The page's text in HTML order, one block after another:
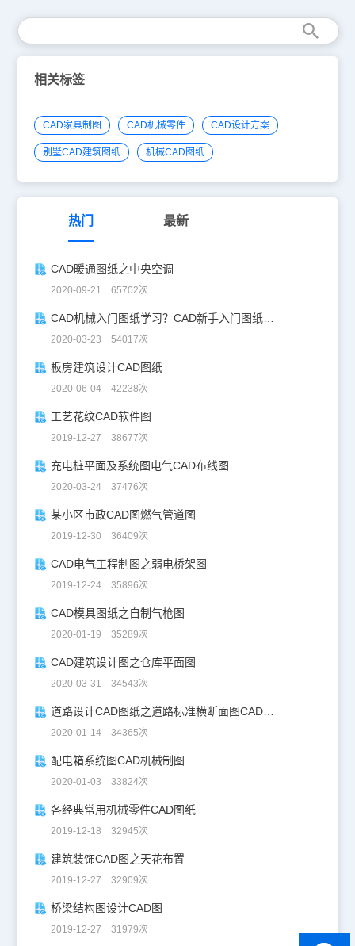
相关标签
CAD家具制图 CAD机械零件 CAD设计方案
别墅CAD建筑图纸 机械CAD图纸
热门 最新
CAD暖通图纸之中央空调
2020-09-21 65702次
CAD机械入门图纸学习？CAD新手入门图纸练习
2020-03-23 54017次
板房建筑设计CAD图纸
2020-06-04 42238次
工艺花纹CAD软件图
2019-12-27 38677次
充电桩平面及系统图电气CAD布线图
2020-03-24 37476次
某小区市政CAD图燃气管道图
2019-12-30 36409次
CAD电气工程制图之弱电桥架图
2019-12-24 35896次
CAD模具图纸之自制气枪图
2020-01-19 35289次
CAD建筑设计图之仓库平面图
2020-03-31 34543次
道路设计CAD图纸之道路标准横断面图CAD图纸
2020-01-14 34365次
配电箱系统图CAD机械制图
2020-01-03 33824次
各经典常用机械零件CAD图纸
2019-12-18 32945次
建筑装饰CAD图之天花布置
2019-12-27 32909次
桥梁结构图设计CAD图
2019-12-27 31979次